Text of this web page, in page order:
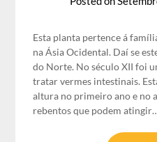
Esta planta pertence á
na Ásia Ocidental. Daí se
do Norte. No século XII foi
tratar vermes intestinais.
altura no primeiro ano e no
rebentos que podem